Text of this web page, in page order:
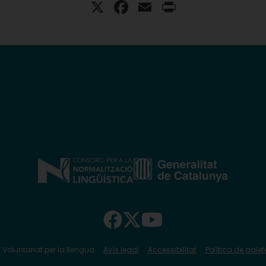
X Facebook
Email
per la llengua Avís legal Accessibilitat Política de